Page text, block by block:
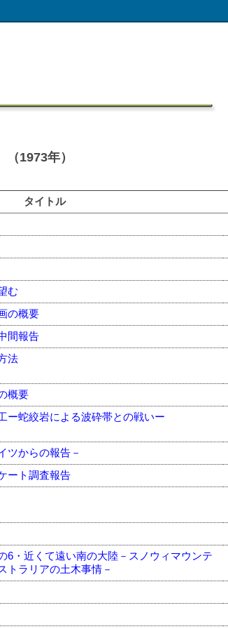
1973年）
タイトル
む
の概要
間報告
法
概要
ー蛇絞岩による波砕帯との戦いー
ツからの報告－
ート調査報告
6・近くて遠い南の大陸－スノウィマウンテ
トラリアの土木事情－